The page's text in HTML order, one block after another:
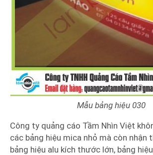
Mẫu bảng hiệu 030
Công ty quảng cáo Tầm Nhìn Việt
các bảng hiệu mica nhỏ mà còn nhận
bảng hiệu alu kích thước lớn, bảng